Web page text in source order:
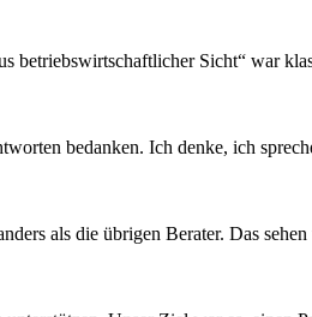
betriebswirtschaftlicher Sicht“ war
bedanken. Ich denke, ich
als die übrigen Berater. Das